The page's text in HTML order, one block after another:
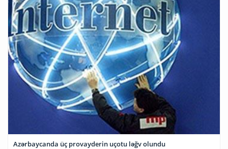
Azərbaycanda üç provayderin uçotu ləğv olundu